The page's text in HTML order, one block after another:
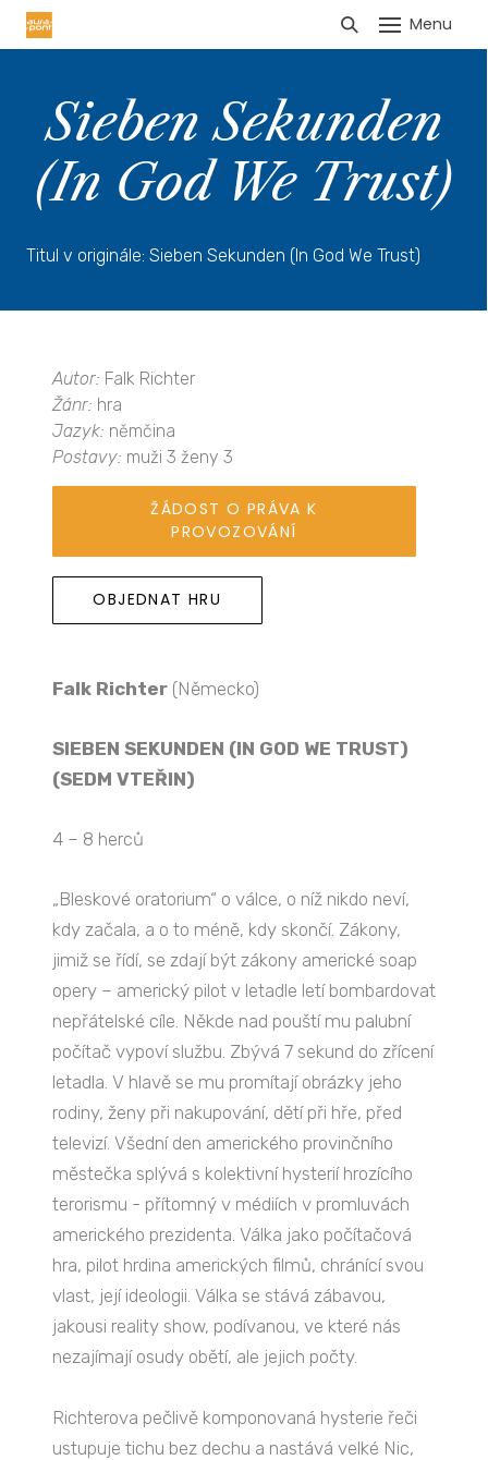
Menu
Sieben Sekunden
(In God We Trust)
Titul v originále: Sieben Sekunden (In God We Trust)
Autor: Falk Richter
Žánr: hra
Jazyk: němčina
Postavy: muži 3 ženy 3
ŽÁDOST O PRÁVA K
PROVOZOVÁNÍ
OBJEDNAT HRU
Falk Richter (Německo)
SIEBEN SEKUNDEN (IN GOD WE TRUST)
(SEDM VTEŘIN)
4 – 8 herců
„Bleskové oratorium“ o válce, o níž nikdo neví,
kdy začala, a o to méně, kdy skončí. Zákony,
jimiž se řídí, se zdají být zákony americké soap
opery – americký pilot v letadle letí bombardovat
nepřátelské cíle. Někde nad pouští mu palubní
počítač vypoví službu. Zbývá 7 sekund do zřícení
letadla. V hlavě se mu promítají obrázky jeho
rodiny, ženy při nakupování, dětí při hře, před
televizí. Všední den amerického provinčního
městečka splývá s kolektivní hysterií hrozícího
terorismu - přítomný v médiích v promluvách
amerického prezidenta. Válka jako počítačová
hra, pilot hrdina amerických filmů, chránící svou
vlast, její ideologii. Válka se stává zábavou,
jakousi reality show, podívanou, ve které nás
nezajímají osudy obětí, ale jejich počty.
Richterova pečlivě komponovaná hysterie řeči
ustupuje tichu bez dechu a nastává velké Nic,